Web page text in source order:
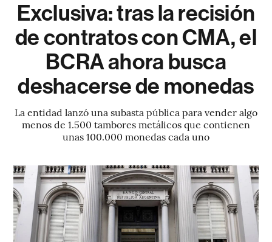
Exclusiva: tras la recisión
de contratos con CMA, el
BCRA ahora busca
deshacerse de monedas
La entidad lanzó una subasta pública para vender algo
menos de 1.500 tambores metálicos que contienen
unas 100.000 monedas cada uno